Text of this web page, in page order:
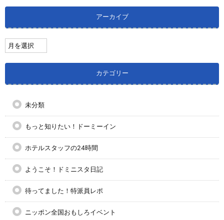
アーカイブ
カテゴリー
未分類
もっと知りたい！ドーミーイン
ホテルスタッフの24時間
ようこそ！ドミニスタ日記
待ってました！特派員レポ
ニッポン全国おもしろイベント